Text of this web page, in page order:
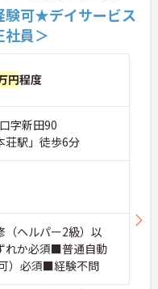
験可★デイサービス
社員＞
円程度
字新田90
荘駅」徒歩6分
ヘルパー2級）以
れか必須■普通自動
）必須■経験不問